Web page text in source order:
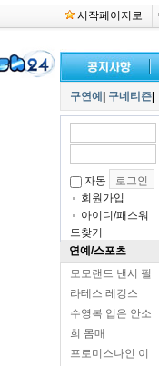
시작페이지로
구연예 구네티즌
자동
회원가입
아이디/패스워
드찾기
연예/스포츠
모모랜드 낸시 필
라테스 레깅스
수영복 입은 안소
희 몸매
프로미스나인 이